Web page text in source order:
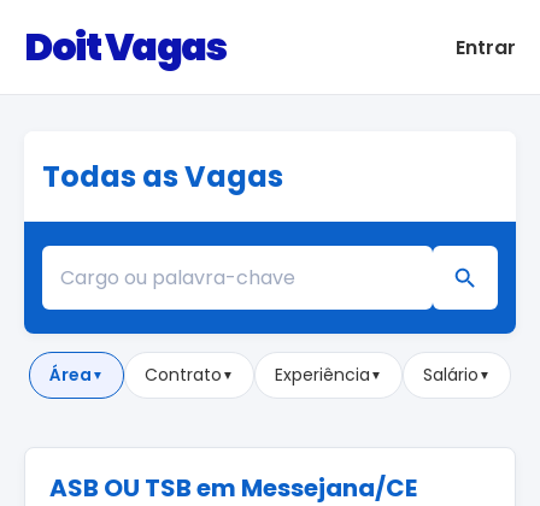
Doit Vagas Entrar
Todas as Vagas
Área ▼ Contrato ▼ Experiência ▼ Salário ▼
ASB OU TSB em Messejana/CE